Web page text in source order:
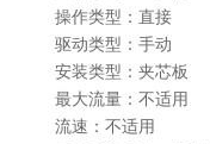
操作类型：直接
驱动类型：手动
安装类型：夹芯板
最大流量：不适用
流速：不适用